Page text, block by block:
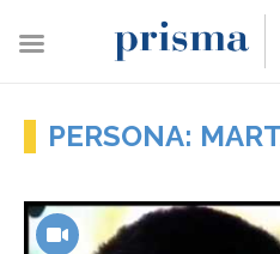
PERSONA: